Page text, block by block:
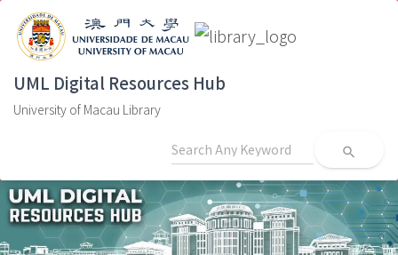
UML Digital Resources Hub
University of Macau Library
search